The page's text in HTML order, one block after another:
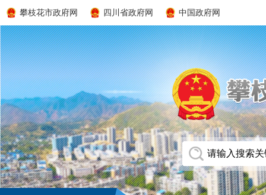
攀枝花市政府网 四川省政府网 中国政府网